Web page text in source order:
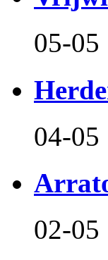
05-05
04-05
02-05